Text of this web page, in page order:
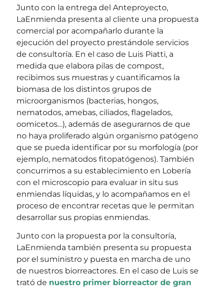
Junto con la entrega del Anteproyecto,
LaEnmienda presenta al cliente una propuesta
comercial por acompañarlo durante la
ejecución del proyecto prestándole servicios
de consultoría. En el caso de Luis Piatti, a
medida que elabora pilas de compost,
recibimos sus muestras y cuantificamos la
biomasa de los distintos grupos de
microorganismos (bacterias, hongos,
nematodos, amebas, ciliados, flagelados,
oomicetos…), además de asegurarnos de que
no haya proliferado algún organismo patógeno
que se pueda identificar por su morfología (por
ejemplo, nematodos fitopatógenos). También
concurrimos a su establecimiento en Lobería
con el microscopio para evaluar in situ sus
enmiendas líquidas, y lo acompañamos en el
proceso de encontrar recetas que le permitan
desarrollar sus propias enmiendas.
Junto con la propuesta por la consultoría,
LaEnmienda también presenta su propuesta
por el suministro y puesta en marcha de uno
de nuestros biorreactores. En el caso de Luis se
trató de nuestro primer biorreactor de gran